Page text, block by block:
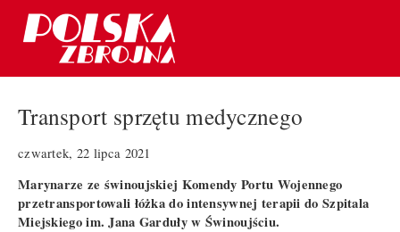
Transport sprzętu medycznego
czwartek, 22 lipca 2021
Marynarze ze świnoujskiej Komendy Portu Wojennego
przetransportowali łóżka do intensywnej terapii do Szpitala
Miejskiego im. Jana Garduły w Świnoujściu.